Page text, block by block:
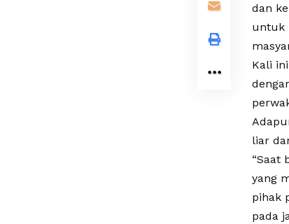
dan
untuk
Kali
liar
“Saat
yang
pihak
pada